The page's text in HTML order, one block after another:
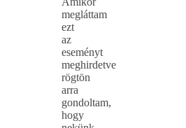
megláttam
ezt
az
eseményt
meghirdetve
rögtön
arra
gondoltam,
hogy